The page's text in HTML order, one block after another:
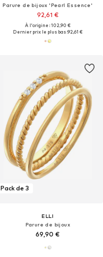
Parure de bijoux 'Pearl Essence'
92,61 €
À l'origine : 102,90 €
Dernier prix le plus bas :92,61 €
Pack de 3
ELLI
Parure de bijoux
69,90 €